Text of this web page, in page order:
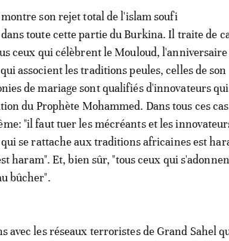
son rejet total de l'islam soufi
toute cette partie du Burkina. Il traite de
ceux qui célèbrent le Mouloud, l'anniversaire
associent les traditions peules, celles de son
de mariage sont qualifiés d'innovateurs
du Prophète Mohammed. Dans tous ces
"il faut tuer les mécréants et les
se rattache aux traditions africaines est
haram". Et, bien sûr, "tous ceux qui
bûcher".
avec les réseaux terroristes de Grand Sahel